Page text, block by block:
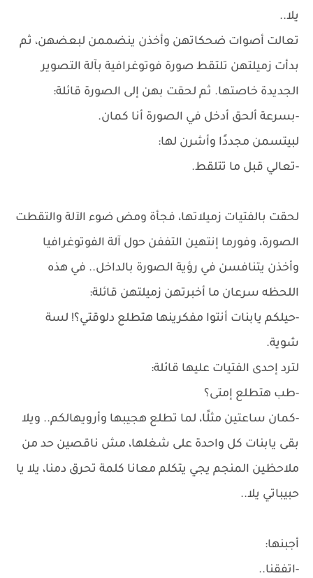
يلا..
تعالت أصوات ضحكاتهن وأخذن ينضممن لبعضهن، ثم
بدأت زميلتهن تلتقط صورة فوتوغرافية بآلة التصوير
الجديدة خاصتها. ثم لحقت بهن إلى الصورة قائلة:
-بسرعة ألحق أدخل في الصورة أنا كمان.
لبيتسمن مجددًا وأشرن لها:
-تعالي قبل ما تتلقط.
لحقت بالفتيات زميلاتها، فجأة ومض ضوء الآلة والتقطت
الصورة، وفورما إنتهين التففن حول آلة الفوتوغرافيا
وأخذن يتنافسن في رؤية الصورة بالداخل.. في هذه
اللحظه سرعان ما أخبرتهن زميلتهن قائلة:
-حيلكم يابنات أنتوا مفكرينها هتطلع دلوقتي؟! لسة
شوية.
لترد إحدى الفتيات عليها قائلة:
-طب هتطلع إمتى؟
-كمان ساعتين مثلًا، لما تطلع هجيبها وأرويهالكم.. ويلا
بقى يابنات كل واحدة على شغلها، مش ناقصين حد من
ملاحظين المنجم يجي يتكلم معانا كلمة تحرق دمنا، يلا يا
حبيباتي يلا..
أجبنها:
-اتفقنا..